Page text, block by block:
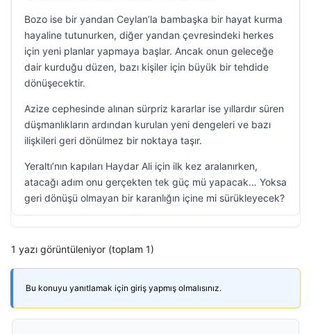
Bozo ise bir yandan Ceylan’la bambaşka bir hayat kurma
hayaline tutunurken, diğer yandan çevresindeki herkes
için yeni planlar yapmaya başlar. Ancak onun geleceğe
dair kurduğu düzen, bazı kişiler için büyük bir tehdide
dönüşecektir.
Azize cephesinde alınan sürpriz kararlar ise yıllardır süren
düşmanlıkların ardından kurulan yeni dengeleri ve bazı
ilişkileri geri dönülmez bir noktaya taşır.
Yeraltı’nın kapıları Haydar Ali için ilk kez aralanırken,
atacağı adım onu gerçekten tek güç mü yapacak… Yoksa
geri dönüşü olmayan bir karanlığın içine mi sürükleyecek?
1 yazı görüntüleniyor (toplam 1)
Bu konuyu yanıtlamak için giriş yapmış olmalısınız.